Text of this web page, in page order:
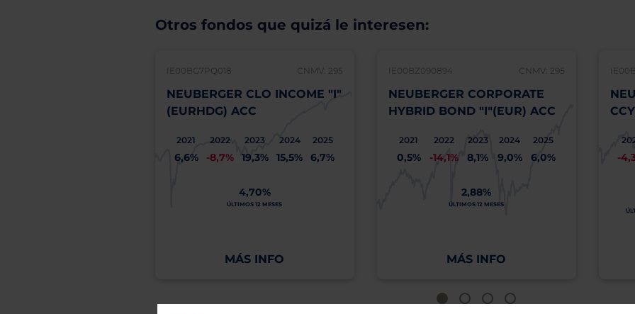
Otros fondos que quizá le interesen:
IE00BG7PQ018 CNMV: 295
NEUBERGER CLO INCOME "I"
(EURHDG) ACC
2021
6,6%
2022
-8,7%
2023
19,3%
2024
15,5%
2025
6,7%
4,70%
ÚLTIMOS 12 MESES
MÁS INFO
IE00BZ090894 CNMV: 295
NEUBERGER CORPORATE
HYBRID BOND "I"(EUR) ACC
2021
0,5%
2022
-14,1%
2023
8,1%
2024
9,0%
2025
6,0%
2,88%
ÚLTIMOS 12 MESES
MÁS INFO
-